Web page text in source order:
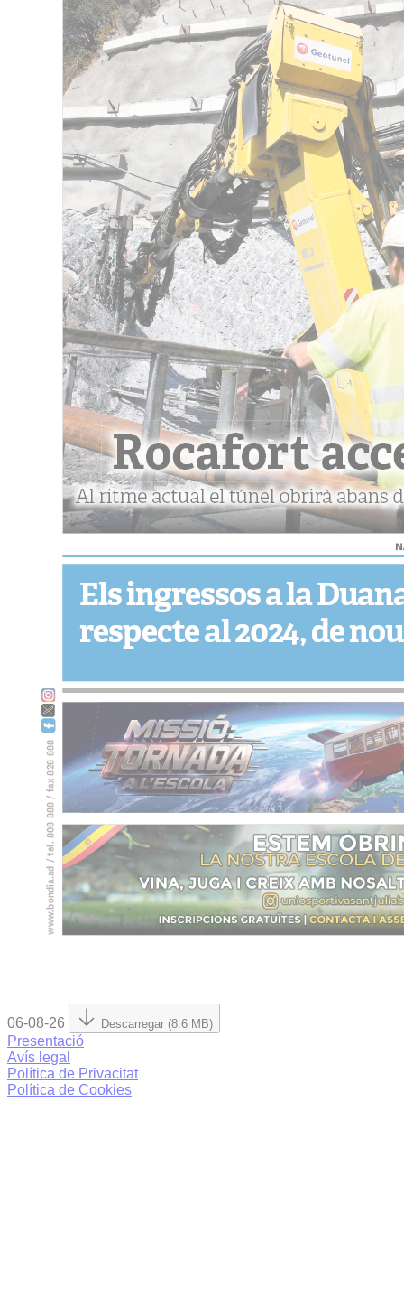
06-08-26 Descarregar (8.6 MB)
Presentació
Avís legal
Política de Privacitat
Política de Cookies